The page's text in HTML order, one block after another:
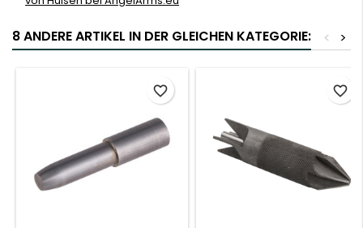
8 ANDERE ARTIKEL IN DER GLEICHEN KATEGORIE: >
<
favorite_border favorite_border